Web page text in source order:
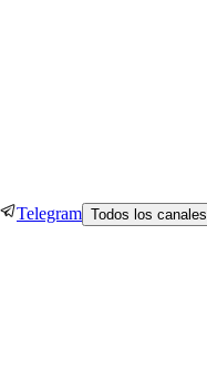
Telegram Todos los canales